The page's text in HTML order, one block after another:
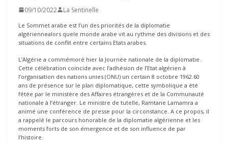
09/10/2022 La Sentinelle
Le Sommet arabe est l’un des priorités de la diplomatie
algériennealors quele monde arabe vit au rythme des divisions et des
situations de conflit entre certains Etats arabes.
L’Algérie a commémoré hier la Journée nationale de la diplomatie.
Cette célébration coïncide avec l’adhésion de l’Etat algérien à
l’organisation des nations unies (ONU) un certain 8 octobre 1962.60
ans de présence sur le plan diplomatique, cette symbolique a été
fêtée par le ministère des Affaires étrangères et de la Communauté
nationale à l’étranger. Le ministre de tutelle, Ramtane Lamamra a
animé une conférence de presse pour la circonstance. A ce propos, il
a rappelé le parcours honorable de la diplomatie algérienne et les
moments forts de son émergence et de son influence de par
l’histoire.